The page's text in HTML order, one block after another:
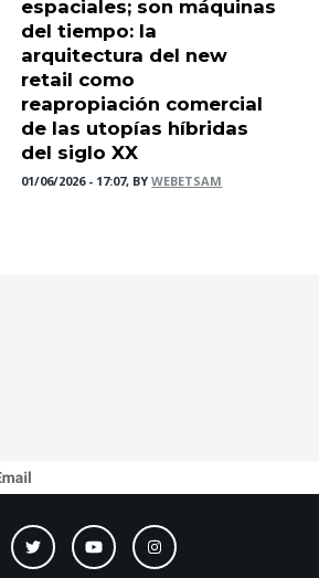
espaciales; son máquinas
del tiempo: la
arquitectura del new
retail como
reapropiación comercial
de las utopías híbridas
del siglo XX
01/06/2026 - 17:07, BYWEBETSAM